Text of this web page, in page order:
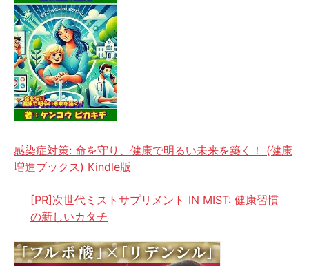
感染症対策: 命を守り、健康で明るい未来を築く！ (健康
増進ブックス) Kindle版
[PR]次世代ミストサプリメント IN MIST: 健康習慣
の新しいカタチ